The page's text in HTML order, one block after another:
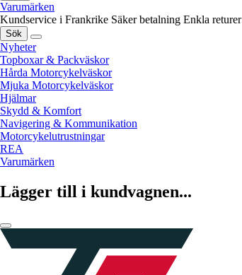
Varumärken
Kundservice i Frankrike Säker betalning Enkla returer
Sök
Nyheter
Topboxar & Packväskor
Hårda Motorcykelväskor
Mjuka Motorcykelväskor
Hjälmar
Skydd & Komfort
Navigering & Kommunikation
Motorcykelutrustningar
REA
Varumärken
Lägger till i kundvagnen...